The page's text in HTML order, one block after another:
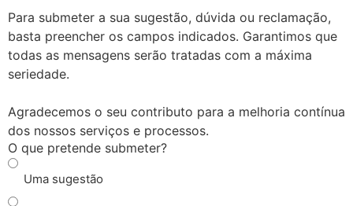
Para submeter a sua sugestão, dúvida ou reclamação,
basta preencher os campos indicados. Garantimos que
todas as mensagens serão tratadas com a máxima
seriedade.
Agradecemos o seu contributo para a melhoria contínua
dos nossos serviços e processos.
O que pretende submeter?
Uma sugestão